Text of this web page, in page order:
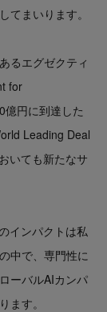
てまいります。
るエグゼクティ
for
億円に到達した
Leading Deal
いても新たなサ
インパクトは私
中で、専門性に
ーバルAIカンパ
ます。